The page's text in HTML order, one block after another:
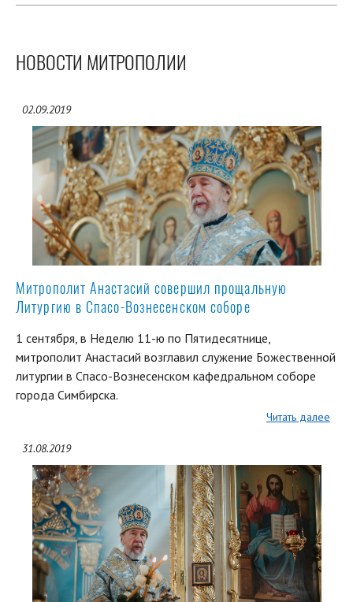
НОВОСТИ МИТРОПОЛИИ
02.09.2019
Митрополит Анастасий совершил прощальную
Литургию в Спасо-Вознесенском соборе
1 сентября, в Неделю 11-ю по Пятидесятнице,
митрополит Анастасий возглавил служение Божественной
литургии в Спасо-Вознесенском кафедральном соборе
города Симбирска.
Читать далее
31.08.2019